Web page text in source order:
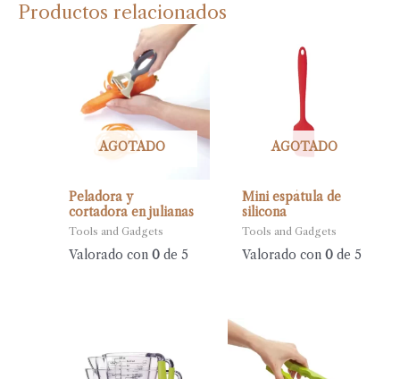
Productos relacionados
AGOTADO
Peladora y
cortadora en julianas
Tools and Gadgets
Valorado con0 de 5
AGOTADO
Mini espátula de
silicona
Tools and Gadgets
Valorado con 0de 5